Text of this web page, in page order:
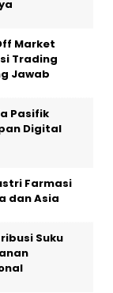
Market
Trading
Jawab
Pasifik
Digital
Farmasi
dan Asia
Suku